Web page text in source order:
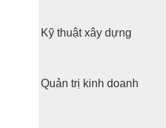
Kỹ thuật xây dựng
Quản trị kinh doanh